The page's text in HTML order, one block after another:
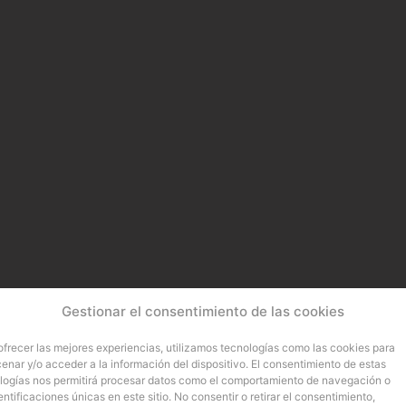
Gestionar el consentimiento de las cookies
las mejores experiencias, utilizamos tecnologías como las cookies para
y/o acceder a la información del dispositivo. El consentimiento de estas
nos permitirá procesar datos como el comportamiento de navegación o
únicas en este sitio. No consentir o retirar el consentimiento,